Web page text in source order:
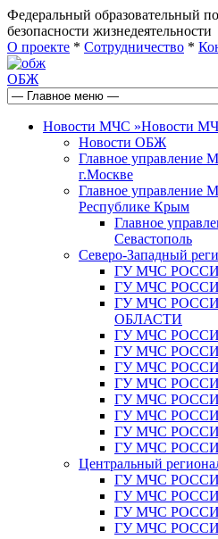
Федеральный образовательный
безопасности
О проекте * Сотрудничество *
ОБЖ
Новости МЧС »Новости
Новости ОБЖ
Главное управление
г.Москве
Главное управление
Республике Крым
Главное
Севастополь
Северо-Западный
ГУ МЧС
ГУ МЧС
ГУ МЧС
ОБЛАСТИ
ГУ МЧС
ГУ МЧС
ГУ МЧС
ГУ МЧС
ГУ МЧС
ГУ МЧС
ГУ МЧС
ГУ МЧС
Центральный
ГУ МЧС
ГУ МЧС
ГУ МЧС
ГУ МЧС